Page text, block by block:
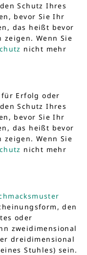
Schutz Ihres
bevor Sie Ihr
das heißt bevor
zeigen. Wenn Sie
nicht mehr
Erfolg oder
Schutz Ihres
bevor Sie Ihr
das heißt bevor
zeigen. Wenn Sie
nicht mehr
den
oder
zweidimensional
dreidimensional
Stuhles) sein.